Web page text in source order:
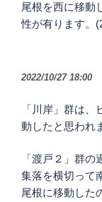
尾根を西に移動
性が有ります。
2022/10/27 18:00
「川岸」群は
動したと思われ
「渡戸２」群
集落を横切って
尾根に移動した